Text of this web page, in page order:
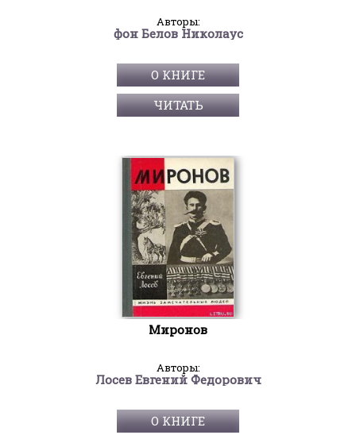
Авторы:
фон Белов Николаус
О КНИГЕ
ЧИТАТЬ
Миронов
Авторы:
Лосев Евгений Федорович
О КНИГЕ